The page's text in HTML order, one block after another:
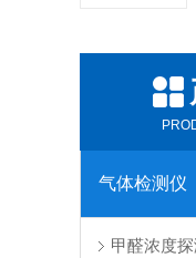
气体检测仪
甲醛浓度